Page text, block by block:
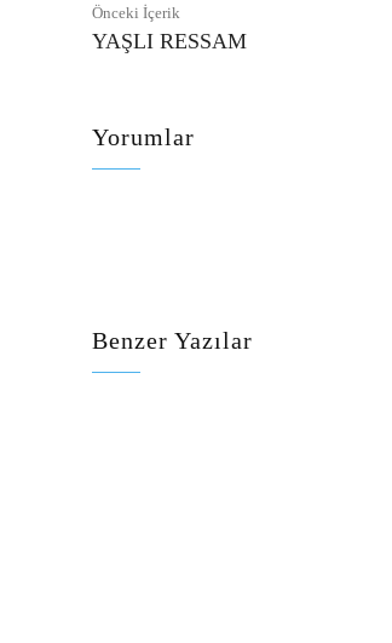
Önceki İçerik
YAŞLI RESSAM
Yorumlar
Benzer Yazılar